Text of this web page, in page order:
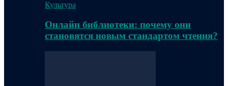
Культура
Онлайн библиотеки: почему они
становятся новым стандартом чтения?